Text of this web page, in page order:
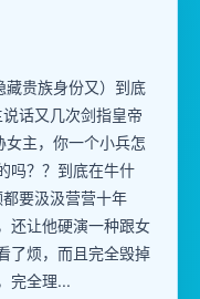
贵族身份又）到底
话又几次剑指皇帝
主，你一个小兵怎
吗？？到底在牛什
要汲汲营营十年
还让他硬演一种跟女
了烦，而且完全毁掉
完全理...